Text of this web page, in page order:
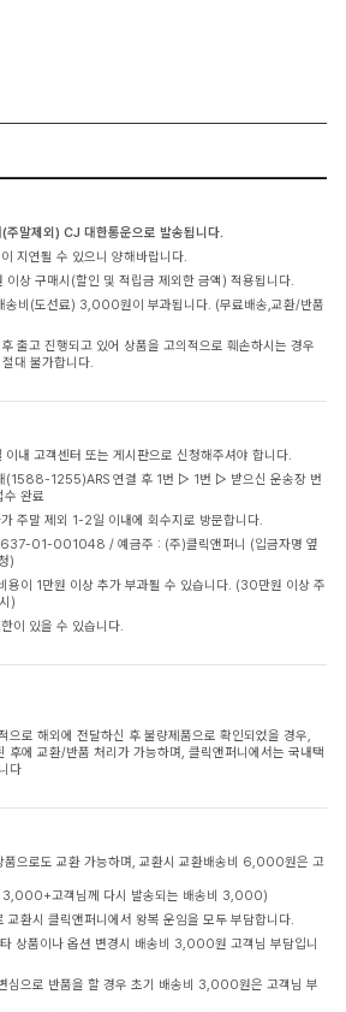
말제외) CJ 대한통운으로 발송됩니다.
지연될 수 있으니 양해바랍니다.
상 구매시(할인 및 적립금 제외한 금액) 적용됩니다.
송비(도선료) 3,000원이 부과됩니다. (무료배송,교환/반품
출고 진행되고 있어 상품을 고의적으로 훼손하시는 경우
대 불가합니다.
내 고객센터 또는 게시판으로 신청해주셔야 합니다.
(1588-1255)ARS 연결 후 1번 ▷ 1번 ▷ 받으신 운송장 번
완료
주말 제외 1-2일 이내에 회수지로 방문합니다.
01-001048 / 예금주 : (주)클릭앤퍼니 (입금자명 옆
)
용이 1만원 이상 추가 부과될 수 있습니다. (30만원 이상 주
)
이 있을 수 있습니다.
으로 해외에 전달하신 후 불량제품으로 확인되었을 경우,
후에 교환/반품 처리가 가능하며, 클릭앤퍼니에서는 국내택
다
품으로도 교환 가능하며, 교환시 교환배송비 6,000원은 고
3,000+고객님께 다시 발송되는 배송비 3,000)
교환시 클릭앤퍼니에서 왕복 운임을 모두 부담합니다.
상품이나 옵션 변경시 배송비 3,000원 고객님 부담입니
심으로 반품을 할 경우 초기 배송비 3,000원은 고객님 부